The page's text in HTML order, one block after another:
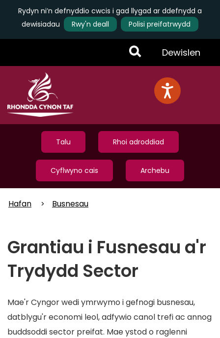
Rydyn ni’n defnyddio cwcis i gad llygad ar ddefnydd a
dewisiadau
Rwy'n deall
Polisi preifatrwydd
Toggle
Menu
Dewislen
Talu Rhoi adroddiad
Cyflwyno cais Archebu
Hafan Busnesau
Grantiau i Fusnesau a'r
Trydydd Sector
Mae'r Cyngor wedi ymrwymo i gefnogi busnesau,
datblygu'r economi leol, adfywio canol trefi ac annog
buddsoddi sector preifat. Mae ystod o raglenni